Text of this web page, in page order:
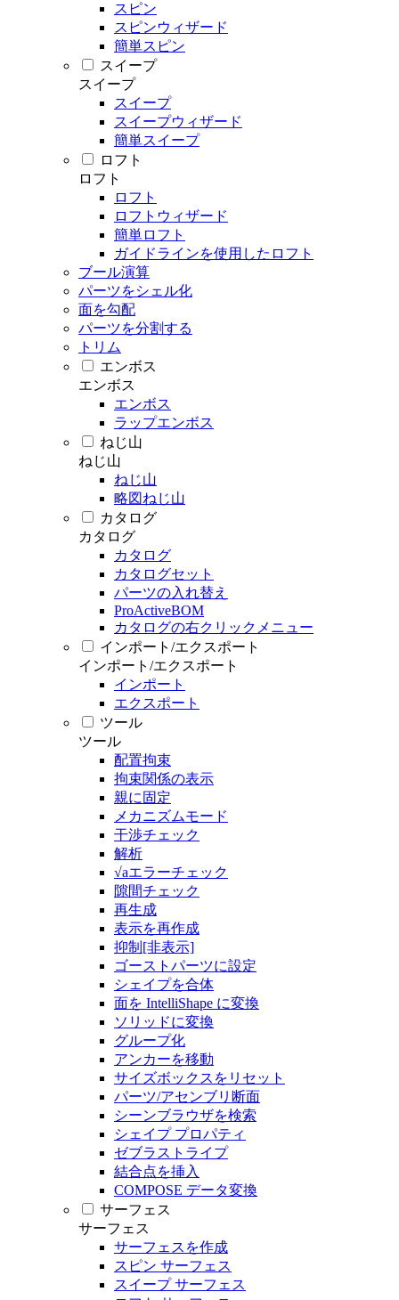
スピン
スピンウィザード
簡単スピン
スイープ
スイープ
スイープ
スイープウィザード
簡単スイープ
ロフト
ロフト
ロフト
ロフトウィザード
簡単ロフト
ガイドラインを使用したロフト
ブール演算
パーツをシェル化
面を勾配
パーツを分割する
トリム
エンボス
エンボス
エンボス
ラップエンボス
ねじ山
ねじ山
ねじ山
略図ねじ山
カタログ
カタログ
カタログ
カタログセット
パーツの入れ替え
ProActiveBOM
カタログの右クリックメニュー
インポート/エクスポート
インポート/エクスポート
インポート
エクスポート
ツール
ツール
配置拘束
拘束関係の表示
親に固定
メカニズムモード
干渉チェック
解析
√aエラーチェック
隙間チェック
再生成
表示を再作成
抑制[非表示]
ゴーストパーツに設定
シェイプを合体
面を IntelliShape に変換
ソリッドに変換
グループ化
アンカーを移動
サイズボックスをリセット
パーツ/アセンブリ断面
シーンブラウザを検索
シェイプ プロパティ
ゼブラストライプ
結合点を挿入
COMPOSE データ変換
サーフェス
サーフェス
サーフェスを作成
スピン サーフェス
スイープ サーフェス